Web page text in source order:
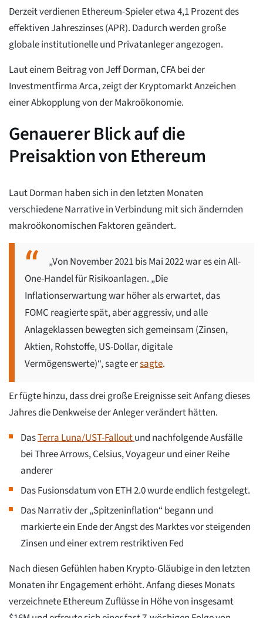
Derzeit verdienen Ethereum-Spieler etwa 4,1 Prozent des
effektiven Jahreszinses (APR). Dadurch werden große
globale institutionelle und Privatanleger angezogen.
Laut einem Beitrag von Jeff Dorman, CFA bei der
Investmentfirma Arca, zeigt der Kryptomarkt Anzeichen
einer Abkopplung von der Makroökonomie.
Genauerer Blick auf die
Preisaktion von Ethereum
Laut Dorman haben sich in den letzten Monaten
verschiedene Narrative in Verbindung mit sich ändernden
makroökonomischen Faktoren geändert.
„Von November 2021 bis Mai 2022 war es ein All-
One-Handel für Risikoanlagen. „Die
Inflationserwartung war höher als erwartet, das
FOMC reagierte spät, aber aggressiv, und alle
Anlageklassen bewegten sich gemeinsam (Zinsen,
Aktien, Rohstoffe, US-Dollar, digitale
Vermögenswerte)“, sagte ersagte.
Er fügte hinzu, dass drei große Ereignisse seit Anfang dieses
Jahres die Denkweise der Anleger verändert hätten.
DasTerra Luna/UST-Falloutund nachfolgende Ausfälle
bei Three Arrows, Celsius, Voyageur und einer Reihe
anderer
Das Fusionsdatum von ETH 2.0 wurde endlich festgelegt.
Das Narrativ der „Spitzeninflation“ begann und
markierte ein Ende der Angst des Marktes vor steigenden
Zinsen und einer extrem restriktiven Fed
Nach diesen Gefühlen haben Krypto-Gläubige in den letzten
Monaten ihr Engagement erhöht. Anfang dieses Monats
verzeichnete Ethereum Zuflüsse in Höhe von insgesamt